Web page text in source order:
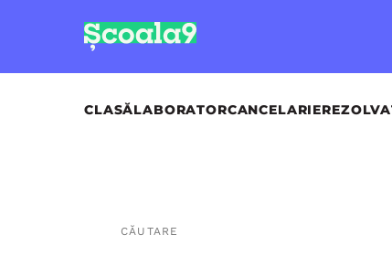
CLASĂLABORATORCANCELARIE
CĂUTARE